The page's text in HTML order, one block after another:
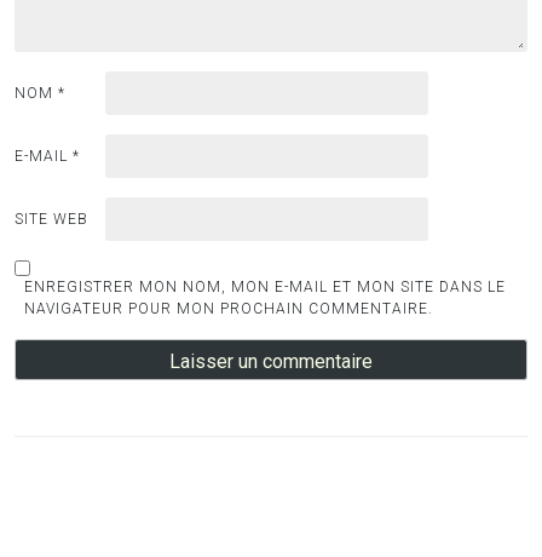
NOM *
E-MAIL *
SITE WEB
ENREGISTRER MON NOM, MON E-MAIL ET MON SITE DANS LE
NAVIGATEUR POUR MON PROCHAIN COMMENTAIRE.